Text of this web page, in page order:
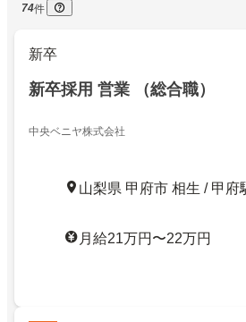
74件
新卒
新卒採用 営業 （総合職）
中央ベニヤ株式会社
山梨県 甲府市 相生 / 甲府
月給21万円〜22万円